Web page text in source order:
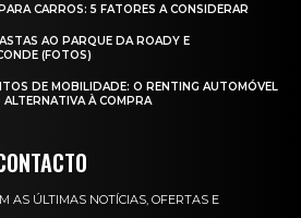
CARROS: 5 FATORES A CONSIDERAR
AO PARQUE DA ROADY E
(FOTOS)
DE MOBILIDADE: O RENTING AUTOMÓVEL
À COMPRA
AS ÚLTIMAS NOTÍCIAS, OFERTAS E